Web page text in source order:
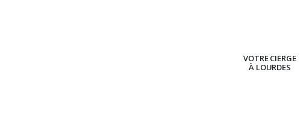
VOTRE CIERGE
À LOURDES